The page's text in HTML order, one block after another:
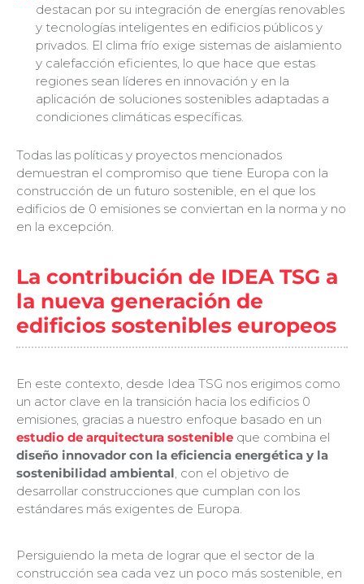
destacan por su integración de energías renovables
y tecnologías inteligentes en edificios públicos y
privados. El clima frío exige sistemas de aislamiento
y calefacción eficientes, lo que hace que estas
regiones sean líderes en innovación y en la
aplicación de soluciones sostenibles adaptadas a
condiciones climáticas específicas.
Todas las políticas y proyectos mencionados
demuestran el compromiso que tiene Europa con la
construcción de un futuro sostenible, en el que los
edificios de 0 emisiones se conviertan en la norma y no
en la excepción.
La contribución de IDEA TSG a
la nueva generación de
edificios sostenibles europeos
En este contexto, desde Idea TSG nos erigimos como
un actor clave en la transición hacia los edificios 0
emisiones, gracias a nuestro enfoque basado en un
estudio de arquitectura sostenible que combina el
diseño innovador con la eficiencia energética y la
sostenibilidad ambiental , con el objetivo de
desarrollar construcciones que cumplan con los
estándares más exigentes de Europa.
Persiguiendo la meta de lograr que el sector de la
construcción sea cada vez un poco más sostenible, en